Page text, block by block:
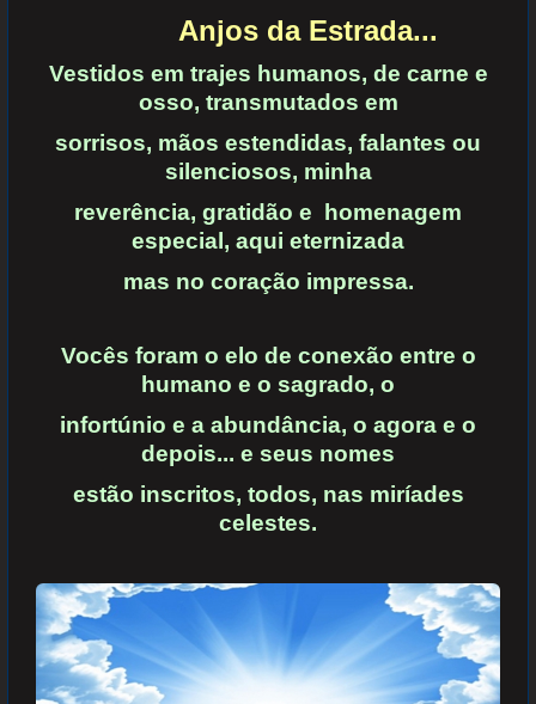
Anjos da Estrada...
Vestidos em trajes humanos, de carne e
osso, transmutados em
sorrisos, mãos estendidas, falantes ou
silenciosos, minha
reverência, gratidão e homenagem
especial, aqui eternizada
mas no coração impressa.
Vocês foram o elo de conexão entre o
humano e o sagrado, o
infortúnio e a abundância, o agora e o
depois... e seus nomes
estão inscritos, todos, nas miríades
celestes.